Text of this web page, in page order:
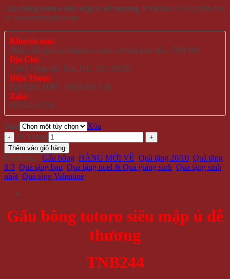
Gấu bông totoro siêu mập ú dễ thương TNB244 là sản phẩm bán
tại winwinshop88.com
Khuyến mại:
Miễn phí giao nội thành và tỉnh với hoá đơn trên >500.000
Địa Chỉ:
714/17 Nguyễn Trãi, P.11, Q.5 HCM
Điện Thoại:
028 6261 0065 - 0935 616 536
Zalo:
0935 616 536
Size
Xóa
Số lượng
Thêm vào giỏ hàng
Danh mục: Gấu bông, HÀNG MỚI VỀ, Quà tặng 20/10, Quà tặng
8-3, Quà tặng bạn, Quà tặng noel & Quà giáng sinh, Quà tặng sinh
nhật, Quà tặng Valentine
Gấu bông totoro siêu mập ú dễ
thương
TNB244